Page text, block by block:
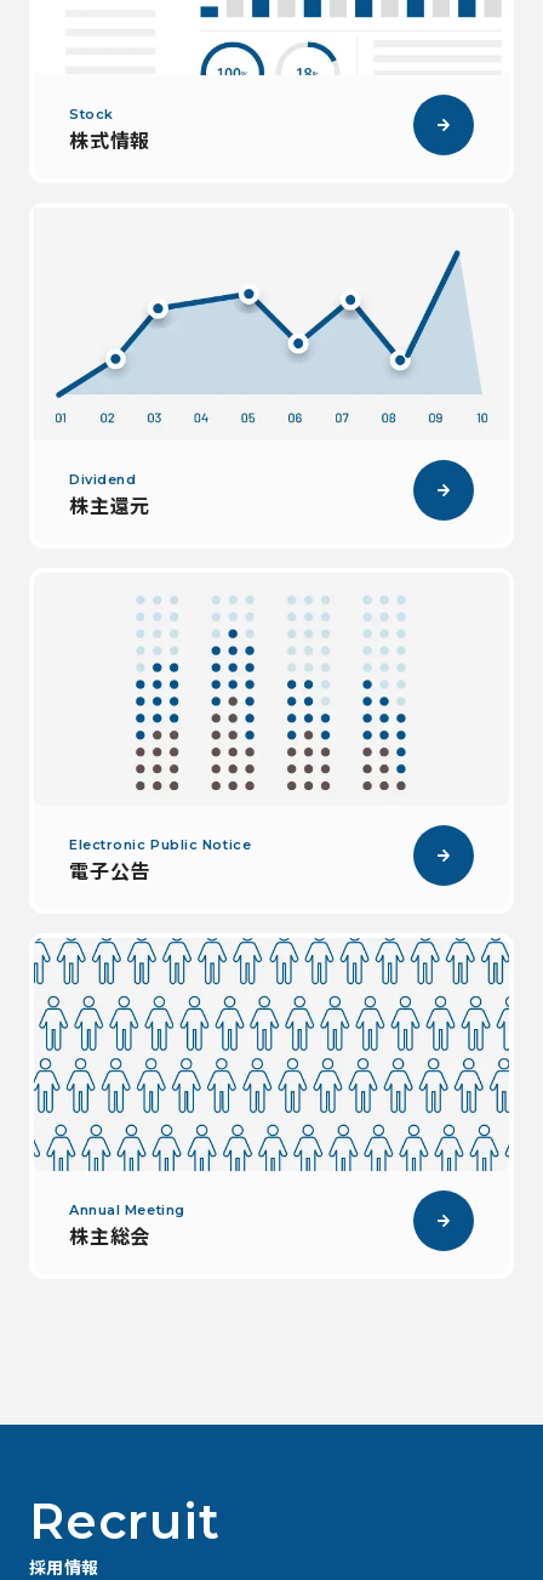
Stock
株式情報
Dividend
株主還元
Electronic Public Notice
電子公告
Annual Meeting
株主総会
Recruit
採用情報